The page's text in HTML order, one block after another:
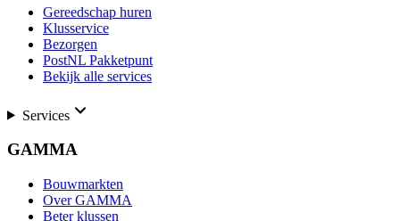
Gereedschap huren
Klusservice
Bezorgen
PostNL Pakketpunt
Bekijk alle services
Services
GAMMA
Bouwmarkten
Over GAMMA
Beter klussen